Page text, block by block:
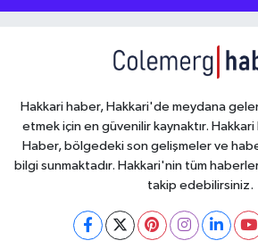
Hakkari haber, Hakkari'de meydana
etmek için en güvenilir kaynaktır.
Haber, bölgedeki son gelişmeler ve
bilgi sunmaktadır. Hakkari'nin tüm
takip edebilirsiniz.